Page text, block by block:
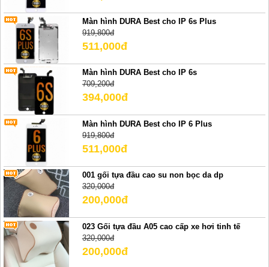
Màn hình DURA Best cho IP 6s Plus
919,800đ
511,000đ
Màn hình DURA Best cho IP 6s
709,200đ
394,000đ
Màn hình DURA Best cho IP 6 Plus
919,800đ
511,000đ
001 gối tựa đầu cao su non bọc da dp
320,000đ
200,000đ
023 Gối tựa đầu A05 cao cấp xe hơi tinh tế
320,000đ
200,000đ